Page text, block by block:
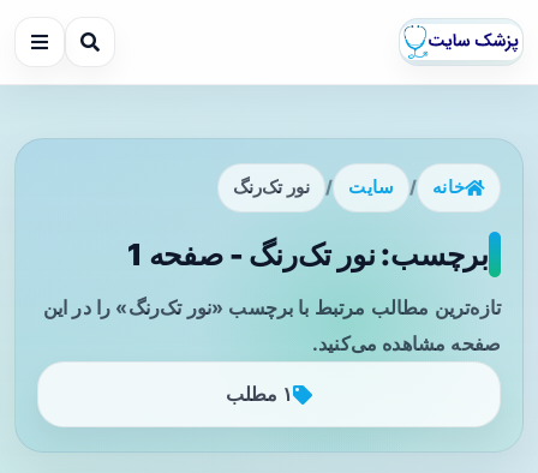
خانه / سایت / نور تک‌رنگ
برچسب: نور تک‌رنگ - صفحه 1
تازه‌ترین مطالب مرتبط با برچسب «نور تک‌رنگ» را در این
صفحه مشاهده می‌کنید.
۱ مطلب